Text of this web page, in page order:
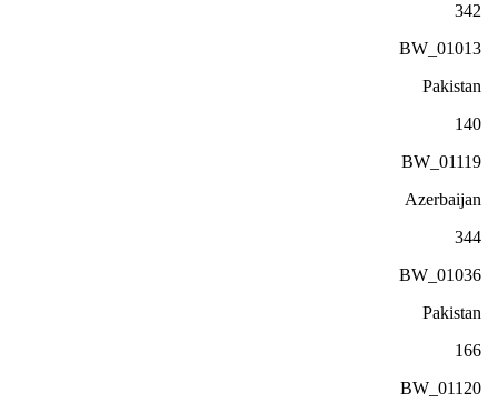
342
BW_01013
Pakistan
140
BW_01119
Azerbaijan
344
BW_01036
Pakistan
166
BW_01120